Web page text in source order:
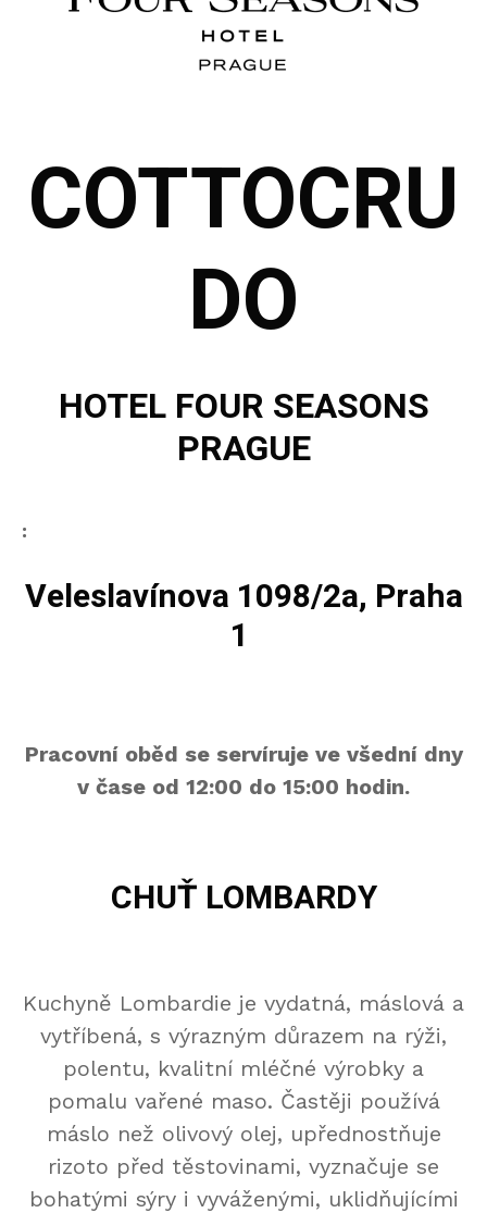
COTTOCRU
DO
HOTEL FOUR SEASONS
PRAGUE
:
Veleslavínova 1098/2a, Praha
1
Pracovní oběd se servíruje ve všední dny
v čase od 12:00 do 15:00 hodin.
CHUŤ LOMBARDY
Kuchyně Lombardie je vydatná, máslová a
vytříbená, s výrazným důrazem na rýži,
polentu, kvalitní mléčné výrobky a
pomalu vařené maso. Častěji používá
máslo než olivový olej, upřednostňuje
rizoto před těstovinami, vyznačuje se
bohatými sýry i vyváženými, uklidňujícími